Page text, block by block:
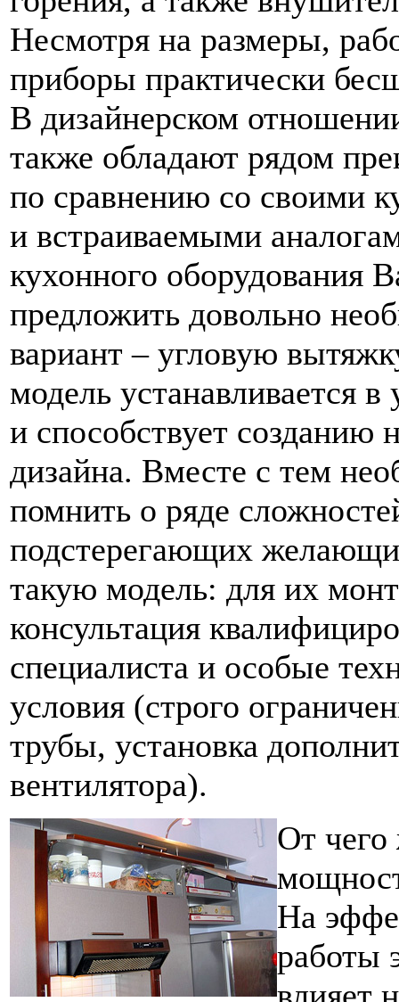
Несмотря на размеры,
приборы практически
В дизайнерском
также обладают рядом
по сравнению со своими
и встраиваемыми
кухонного оборудования
предложить довольно
вариант – угловую
модель устанавливается в
и способствует созданию
дизайна. Вместе с тем
помнить о ряде
подстерегающих
такую модель: для их
консультация
специалиста и особые
условия (строго
трубы, установка
вентилятора).
От чего
На
работы